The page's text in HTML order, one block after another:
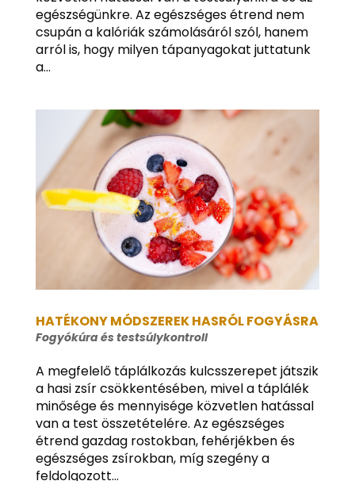
egészségünkre. Az egészséges étrend nem
csupán a kalóriák számolásáról szól, hanem
arról is, hogy milyen tápanyagokat juttatunk
a...
HATÉKONY MÓDSZEREK HASRÓL FOGYÁSRA
Fogyókúra és testsúlykontroll
A megfelelő táplálkozás kulcsszerepet játszik
a hasi zsír csökkentésében, mivel a táplálék
minősége és mennyisége közvetlen hatással
van a test összetételére. Az egészséges
étrend gazdag rostokban, fehérjékben és
egészséges zsírokban, míg szegény a
feldolgozott...